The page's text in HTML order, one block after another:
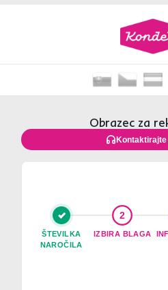
Obrazec za
Kontaktirajte
ŠTEVILKA
NAROČILA
2
IZBIRA BLAGA